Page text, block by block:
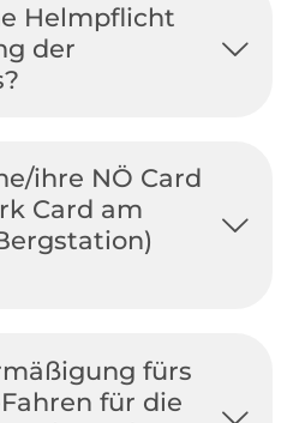
Helmpflicht
der
ihre NÖ Card
Card am
fürs
für die